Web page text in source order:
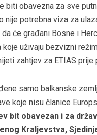
biti obavezna za sve
nije potrebna viza za
da će građani Bosne i
koje uživaju bezvizni
zahtjev za ETIAS prije
samo balkanske
koje nisu članice
bit obavezan i za
Kraljevstva,